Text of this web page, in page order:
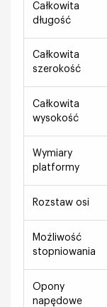
Całkowita
długość
Całkowita
szerokość
Całkowita
wysokość
Wymiary
platformy
Rozstaw osi
Możliwość
stopniowania
Opony
napędowe